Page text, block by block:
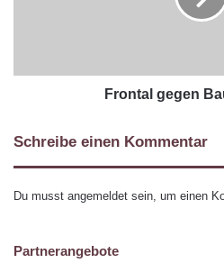
Frontal gegen
Schreibe einen Kommentar
Du musst angemeldet sein, um einen
Partnerangebote